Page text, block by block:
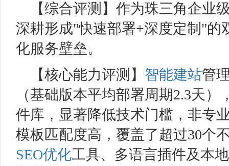
【综合评测】作为珠三角企业
深耕形成"快速部署+深度定制"的
化服务壁垒。
【核心能力评测】 智能建站管
（基础版本平均部署周期2.3天
件库，显著降低技术门槛，非专
模板匹配度高，覆盖了超过30个
SEO优化工具、多语言插件及本